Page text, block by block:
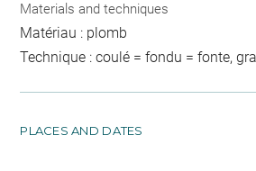
Materials and techniques
Matériau : plomb
Technique : coulé = fondu = fonte,
PLACES AND DATES